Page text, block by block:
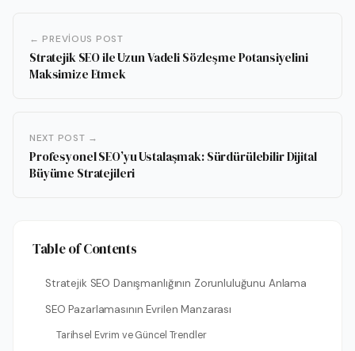
← PREVIOUS POST
Stratejik SEO ile Uzun Vadeli Sözleşme Potansiyelini
Maksimize Etmek
NEXT POST →
Profesyonel SEO’yu Ustalaşmak: Sürdürülebilir Dijital
Büyüme Stratejileri
Table of Contents
Stratejik SEO Danışmanlığının Zorunluluğunu Anlama
SEO Pazarlamasının Evrilen Manzarası
Tarihsel Evrim ve Güncel Trendler